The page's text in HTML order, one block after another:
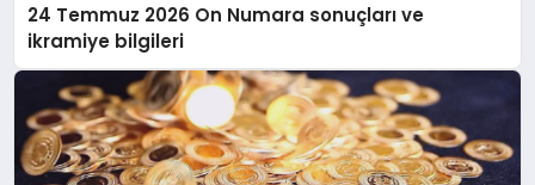
24 Temmuz 2026 On Numara sonuçları ve
ikramiye bilgileri